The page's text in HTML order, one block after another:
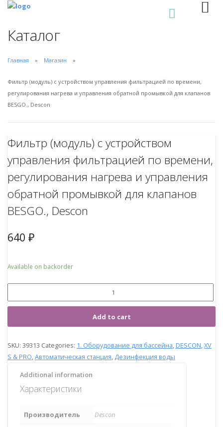
Каталог
Главная Магазин
Фильтр (модуль) с устройством управления фильтрацией по времени,
регулирования нагрева и управления обратной промывкой для клапанов
BESGO., Descon
Фильтр (модуль) с устройством
управления фильтрацией по времени,
регулирования нагрева и управления
обратной промывкой для клапанов
BESGO., Descon
640 ₽
Available on backorder
Add to cart
SKU: 39313 Categories: 1. Оборудование для бассейна, DESCON,XV
S & PRO,Автоматическая станция, Дезинфекция воды
Additional information
Характеристики
Производитель
Descon